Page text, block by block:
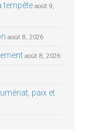
tempête août 9,
août 8, 2026
août 8, 2026
paix et